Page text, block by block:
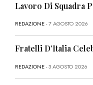
Lavoro Di Squadra
REDAZIONE- 7 AGOSTO 2026
Fratelli D’Italia
REDAZIONE- 3 AGOSTO 2026